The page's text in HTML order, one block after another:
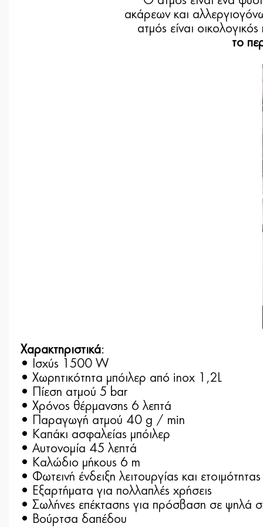
ακάρεων και
ατμός είναι
το
Χαρακτηριστικά:
• Ισχύς 1500 W
• Χωρητικότητα μπόιλερ από inox 1,2L
• Πίεση ατμού 5 bar
• Χρόνος θέρμανσης 6 λεπτά
• Παραγωγή ατμού 40 g / min
• Καπάκι ασφαλείας μπόιλερ
• Αυτονομία 45 λεπτά
• Καλώδιο μήκους 6 m
• Φωτεινή ένδειξη λειτουργίας και ετοιμότητας
• Εξαρτήματα για πολλαπλές χρήσεις
• Σωλήνες επέκτασης για πρόσβαση σε ψηλά
• Βούρτσα δαπέδου